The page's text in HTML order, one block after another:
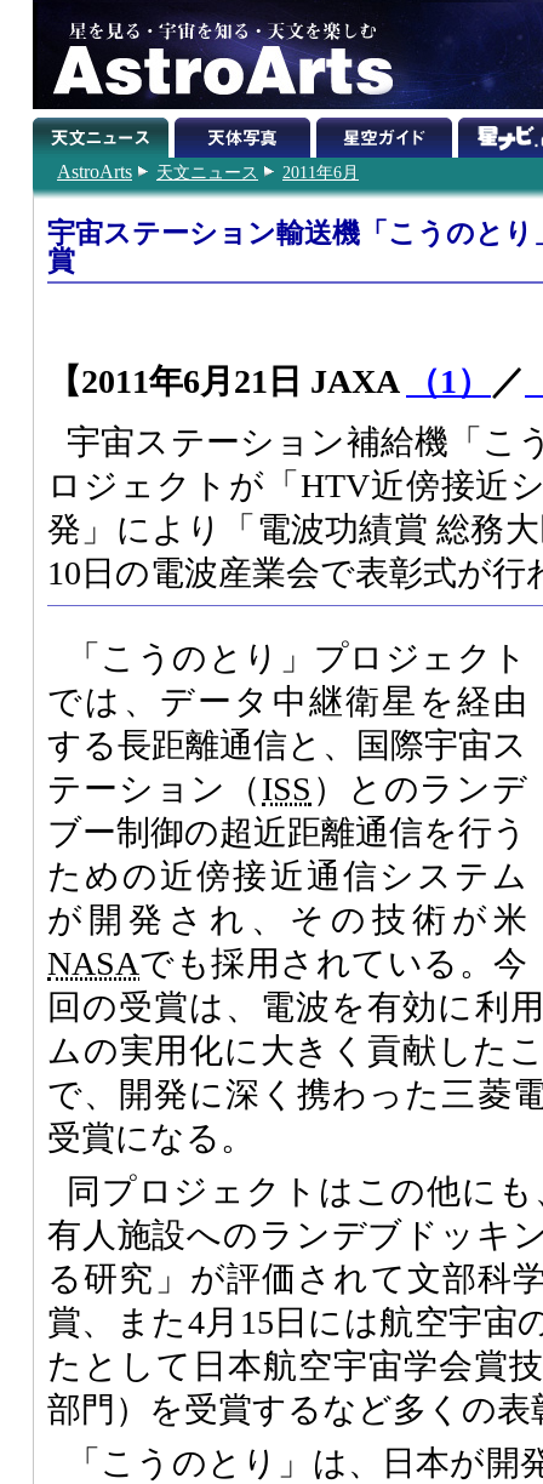
AstroArts 天文ニュース 2011年6月
宇宙ステーション輸送機「こうのとり
賞
【2011年6月21日 JAXA （1） ／
宇宙ステーション補給機「こ
ロジェクトが「HTV近傍接近
発」により「電波功績賞 総務
10日の電波産業会で表彰式が行
「こうのとり」プロジェクト
では、データ中継衛星を経由
する長距離通信と、国際宇宙ス
テーション（ISS ）とのランデ
ブー制御の超近距離通信を行う
ための近傍接近通信システム
が開発され、その技術が米
NASAでも採用されている。今
回の受賞は、電波を有効に利
ムの実用化に大きく貢献した
で、開発に深く携わった三菱
受賞になる。
同プロジェクトはこの他にも
有人施設へのランデブドッキ
る研究」が評価されて文部科
賞、また4月15日には航空宇宙
たとして日本航空宇宙学会賞
部門）を受賞するなど多くの
「こうのとり」は、日本が開